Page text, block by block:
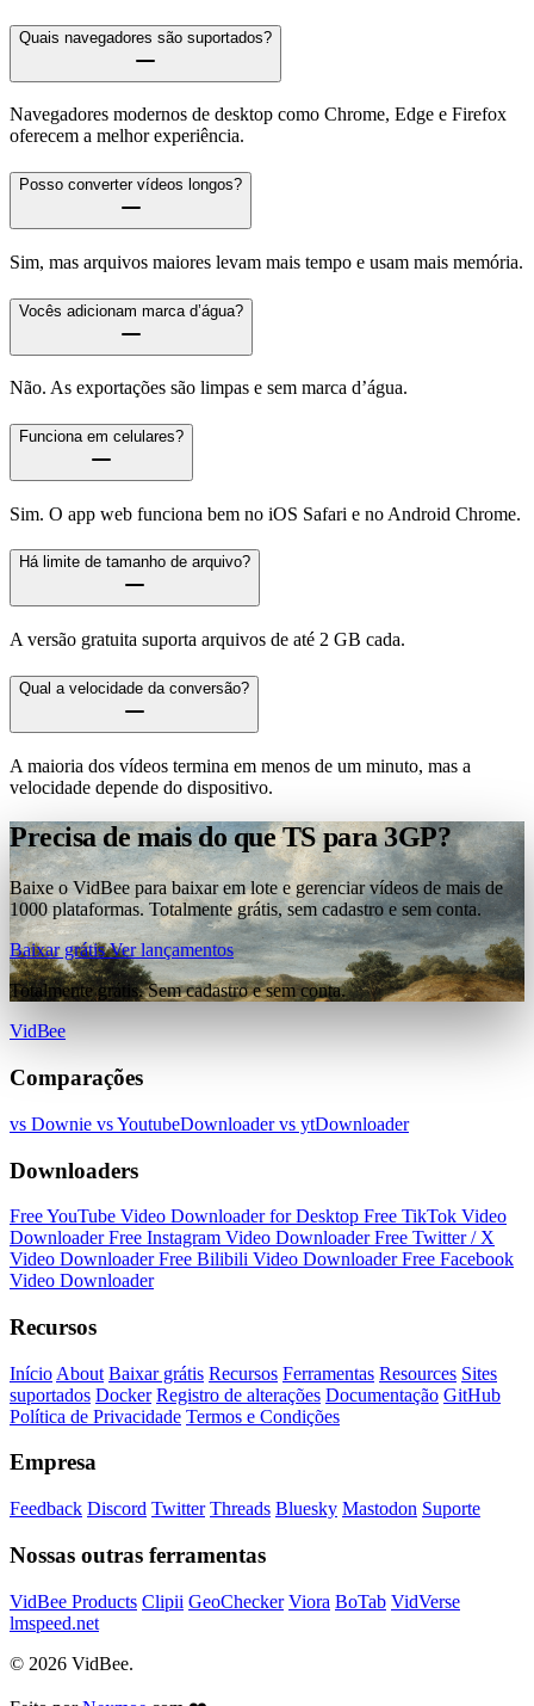
Quais navegadores são suportados?
Navegadores modernos de desktop como Chrome, Edge e Firefox
oferecem a melhor experiência.
Posso converter vídeos longos?
Sim, mas arquivos maiores levam mais tempo e usam mais memória.
Vocês adicionam marca d’água?
Não. As exportações são limpas e sem marca d’água.
Funciona em celulares?
Sim. O app web funciona bem no iOS Safari e no Android Chrome.
Há limite de tamanho de arquivo?
A versão gratuita suporta arquivos de até 2 GB cada.
Qual a velocidade da conversão?
A maioria dos vídeos termina em menos de um minuto, mas a
velocidade depende do dispositivo.
Precisa de mais do que TS para 3GP?
Baixe o VidBee para baixar em lote e gerenciar vídeos de mais de
1000 plataformas. Totalmente grátis, sem cadastro e sem conta.
Baixar grátisVer lançamentos
Totalmente grátis. Sem cadastro e sem conta.
VidBee
Comparações
vs Downie vs YoutubeDownloadervs ytDownloader
Downloaders
Free YouTube Video Downloader for Desktop Free TikTok Video
DownloaderFree Instagram Video DownloaderFree Twitter / X
Video DownloaderFree Bilibili Video DownloaderFree Facebook
Video Downloader
Recursos
Início About Baixar grátis Recursos Ferramentas Resources Sites
suportados Docker Registro de alterações Documentação GitHub
Política de Privacidade Termos e Condições
Empresa
Feedback Discord Twitter Threads Bluesky Mastodon Suporte
Nossas outras ferramentas
VidBee Products Clipii GeoChecker Viora BoTab VidVerse
lmspeed.net
© 2026 VidBee.